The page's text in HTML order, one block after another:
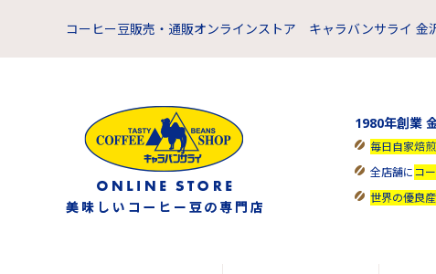
コーヒー豆販売・通販オンラインストア キャラバンサライ 金
1980年創業
毎日自家焙煎
全店舗にコ
世界の優良